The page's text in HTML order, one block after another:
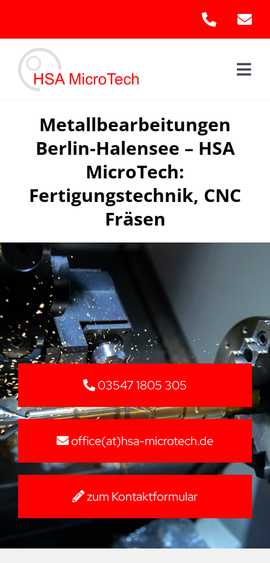
content
Metallbearbeitungen
Berlin-Halensee – HSA
MicroTech:
Fertigungstechnik, CNC
Fräsen
03547 1805 305
office(at)hsa-microtech.de
zum Kontaktformular